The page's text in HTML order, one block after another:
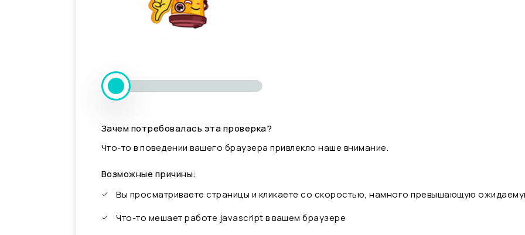
Зачем потребовалась эта проверка?
Что-то в поведении вашего браузера привлекло наше внимание.
Возможные причины:
Вы просматриваете страницы и кликаете со скоростью, намного превышающую
Что-то мешает работе javascript в вашем браузере